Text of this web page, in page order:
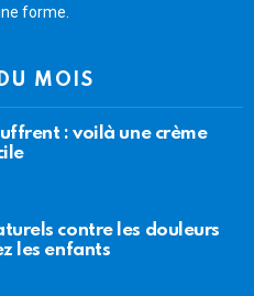
forme.
MOIS
: voilà une crème
contre les douleurs
les enfants